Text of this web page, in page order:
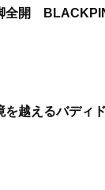
全開
越えるバディ